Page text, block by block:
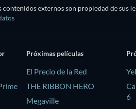
contenidos externos son propiedad de sus
Próximas películas
El Precio de la Red
THE RIBBON HERO
Megaville
6